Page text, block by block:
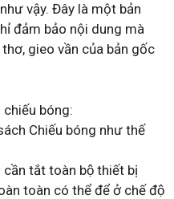
vậy. Đây là một bản
đảm bảo nội dung mà
gieo vần của bản gốc
bóng:
Chiếu bóng như thế
cần tắt toàn bộ thiết bị
toàn có thể để ở chế độ